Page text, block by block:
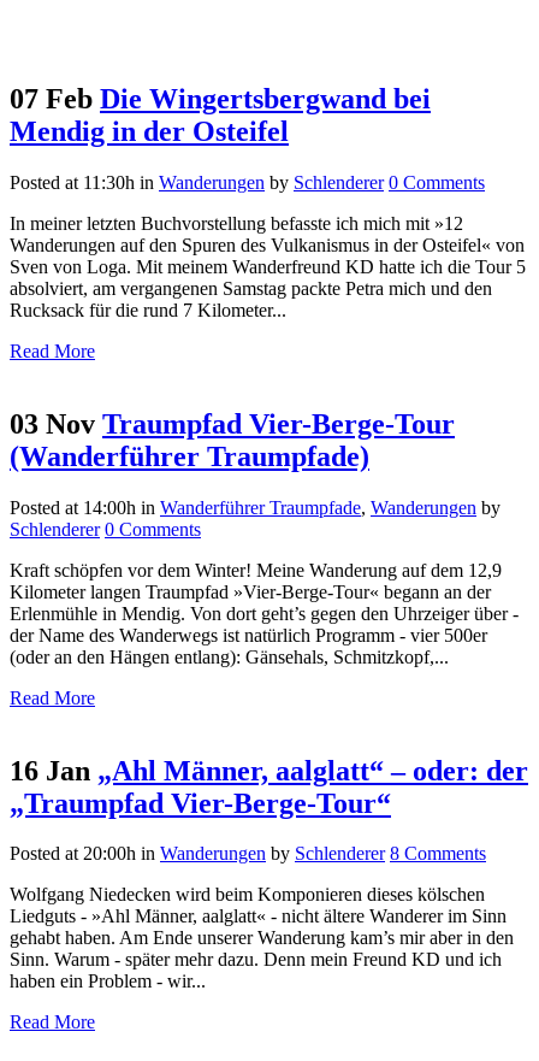
07 Feb Die Wingertsbergwand bei
Mendig in der Osteifel
Posted at 11:30h in Wanderungen by Schlenderer 0 Comments
In meiner letzten Buchvorstellung befasste ich mich mit »12
Wanderungen auf den Spuren des Vulkanismus in der Osteifel« von
Sven von Loga. Mit meinem Wanderfreund KD hatte ich die Tour 5
absolviert, am vergangenen Samstag packte Petra mich und den
Rucksack für die rund 7 Kilometer...
Read More
03 Nov Traumpfad Vier-Berge-Tour
(Wanderführer Traumpfade)
Posted at 14:00h in Wanderführer Traumpfade, Wanderungen by
Schlenderer 0 Comments
Kraft schöpfen vor dem Winter! Meine Wanderung auf dem 12,9
Kilometer langen Traumpfad »Vier-Berge-Tour« begann an der
Erlenmühle in Mendig. Von dort geht’s gegen den Uhrzeiger über -
der Name des Wanderwegs ist natürlich Programm - vier 500er
(oder an den Hängen entlang): Gänsehals, Schmitzkopf,...
Read More
16 Jan „Ahl Männer, aalglatt“ – oder: der
„Traumpfad Vier-Berge-Tour“
Posted at 20:00h in Wanderungen by Schlenderer 8 Comments
Wolfgang Niedecken wird beim Komponieren dieses kölschen
Liedguts - »Ahl Männer, aalglatt« - nicht ältere Wanderer im Sinn
gehabt haben. Am Ende unserer Wanderung kam’s mir aber in den
Sinn. Warum - später mehr dazu. Denn mein Freund KD und ich
haben ein Problem - wir...
Read More